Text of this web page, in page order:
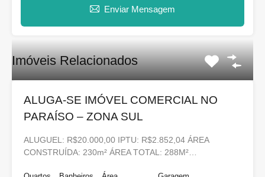
Enviar Mensagem
Imóveis Relacionados
ALUGA-SE IMÓVEL COMERCIAL NO
PARAÍSO – ZONA SUL
ALUGUEL: R$20.000,00 IPTU: R$2.852,04 ÁREA
CONSTRUÍDA: 230m² ÁREA TOTAL: 288M²…